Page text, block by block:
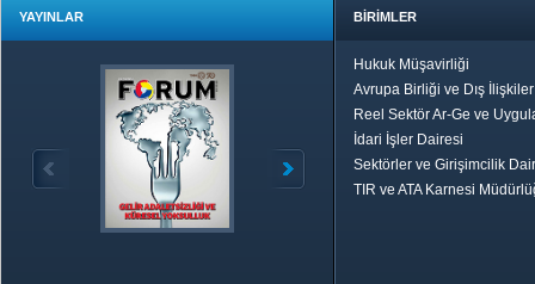
YAYINLAR BİRİMLER
Hukuk Müşavirliği
Avrupa Birliği ve Dış
Reel Sektör Ar-Ge ve
İdari İşler Dairesi
Sektörler ve Girişimcilik
TIR ve ATA Karnesi